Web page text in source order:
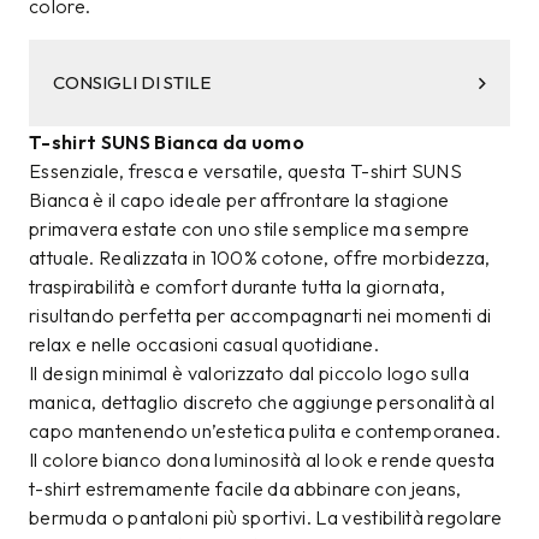
colore.
CONSIGLI DI STILE
T-shirt SUNS Bianca da uomo
Essenziale, fresca e versatile, questa T-shirt SUNS
Bianca è il capo ideale per affrontare la stagione
primavera estate con uno stile semplice ma sempre
attuale. Realizzata in 100% cotone, offre morbidezza,
traspirabilità e comfort durante tutta la giornata,
risultando perfetta per accompagnarti nei momenti di
relax e nelle occasioni casual quotidiane.
Il design minimal è valorizzato dal piccolo logo sulla
manica, dettaglio discreto che aggiunge personalità al
capo mantenendo un’estetica pulita e contemporanea.
Il colore bianco dona luminosità al look e rende questa
t-shirt estremamente facile da abbinare con jeans,
bermuda o pantaloni più sportivi. La vestibilità regolare